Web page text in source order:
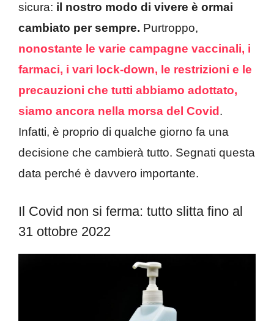
sicura: il nostro modo di vivere è ormai
cambiato per sempre. Purtroppo,
nonostante le varie campagne vaccinali, i
farmaci, i vari lock-down, le restrizioni e le
precauzioni che tutti abbiamo adottato,
siamo ancora nella morsa del Covid.
Infatti, è proprio di qualche giorno fa una
decisione che cambierà tutto. Segnati questa
data perché è davvero importante.
Il Covid non si ferma: tutto slitta fino al
31 ottobre 2022